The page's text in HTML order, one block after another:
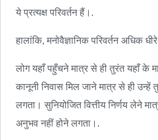
ये प्रत्यक्ष परिवर्तन हैं।.
हालांकि, मनोवैज्ञानिक परिवर्तन अधिक
लोग यहाँ पहुँचने मात्र से ही तुरंत यहाँ के
कानूनी निवास मिल जाने मात्र से ही
लगता। सुनियोजित वित्तीय निर्णय लेने
अनुभव नहीं होने लगता।.